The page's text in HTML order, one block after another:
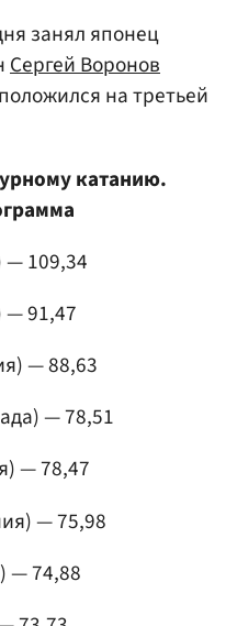
занял японец
Сергей Воронов
на третьей
катанию.
109,34
91,47
— 88,63
— 78,51
— 78,47
— 75,98
— 74,88